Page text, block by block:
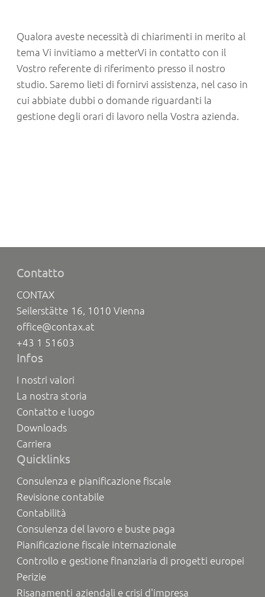
Qualora aveste necessità di chiarimenti in merito al
tema Vi invitiamo a metterVi in contatto con il
Vostro referente di riferimento presso il nostro
studio. Saremo lieti di fornirvi assistenza, nel caso in
cui abbiate dubbi o domande riguardanti la
gestione degli orari di lavoro nella Vostra azienda.
Contatto
CONTAX
Seilerstätte 16, 1010 Vienna
office@contax.at
+43 1 51603
Infos
I nostri valori
La nostra storia
Contatto e luogo
Downloads
Carriera
Quicklinks
Consulenza e pianificazione fiscale
Revisione contabile
Contabilità
Consulenza del lavoro e buste paga
Pianificazione fiscale internazionale
Controllo e gestione finanziaria di progetti europei
Perizie
Risanamenti aziendali e crisi d'impresa